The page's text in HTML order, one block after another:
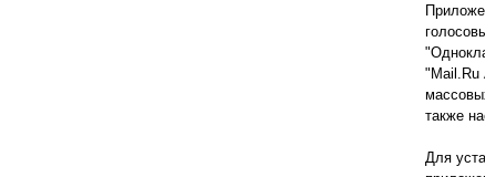
"Mail.Ru
массовых
также
Для